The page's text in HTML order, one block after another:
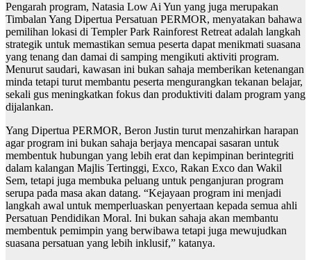
Pengarah program, Natasia Low Ai Yun yang juga merupakan
Timbalan Yang Dipertua Persatuan PERMOR, menyatakan bahawa
pemilihan lokasi di Templer Park Rainforest Retreat adalah langkah
strategik untuk memastikan semua peserta dapat menikmati suasana
yang tenang dan damai di samping mengikuti aktiviti program.
Menurut saudari, kawasan ini bukan sahaja memberikan ketenangan
minda tetapi turut membantu peserta mengurangkan tekanan belajar,
sekali gus meningkatkan fokus dan produktiviti dalam program yang
dijalankan.
Yang Dipertua PERMOR, Beron Justin turut menzahirkan harapan
agar program ini bukan sahaja berjaya mencapai sasaran untuk
membentuk hubungan yang lebih erat dan kepimpinan berintegriti
dalam kalangan Majlis Tertinggi, Exco, Rakan Exco dan Wakil
Sem, tetapi juga membuka peluang untuk penganjuran program
serupa pada masa akan datang. “Kejayaan program ini menjadi
langkah awal untuk memperluaskan penyertaan kepada semua ahli
Persatuan Pendidikan Moral. Ini bukan sahaja akan membantu
membentuk pemimpin yang berwibawa tetapi juga mewujudkan
suasana persatuan yang lebih inklusif,” katanya.